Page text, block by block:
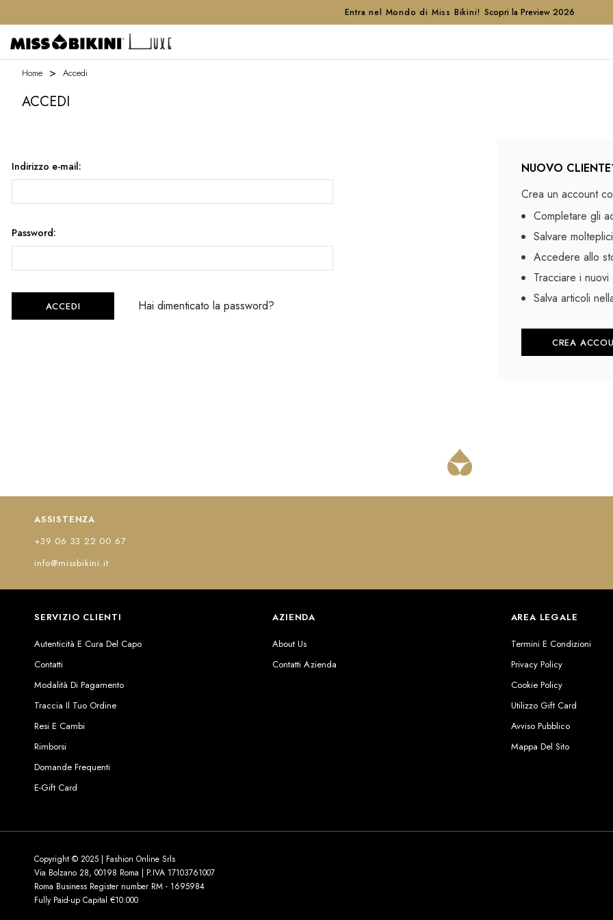
Entra nel Mondo di Miss Bikini! Scopri la Preview 2026
Home Accedi
ACCEDI
Indirizzo e-mail:
Password:
Hai dimenticato la password?
NUOVO
Crea un account
Completare gli
Salvare
Accedere allo
Tracciare i
Salva articoli
CREA
ASSISTENZA
+39 06 33 22 00 67
info@missbikini.it
SERVIZIO CLIENTI
Autenticità E Cura Del Capo
Contatti
Modalità Di Pagamento
Traccia Il Tuo Ordine
Resi E Cambi
Rimborsi
Domande Frequenti
E-Gift Card
AZIENDA
About Us
Contatti Azienda
AREA LEGALE
Termini E Condizioni
Privacy Policy
Cookie Policy
Utilizzo Gift Card
Avviso Pubblico
Mappa Del Sito
Copyright © 2025 | Fashion Online Srls
Via Bolzano 28, 00198 Roma | P.IVA 17103761007
Roma Business Register number RM - 1695984
Fully Paid-up Capital €10.000